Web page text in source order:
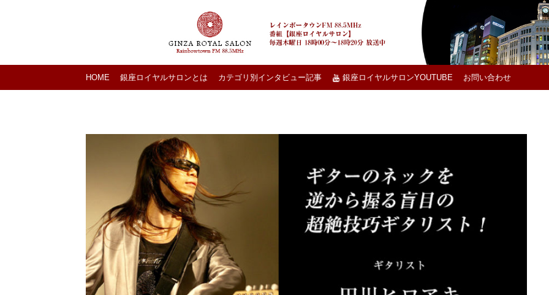
HOME 銀座ロイヤルサロンとは カテゴリ別インタビュー記事 銀座ロイヤルサロンYOUTUBE お問い合わせ